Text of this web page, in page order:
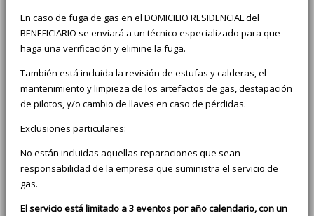
En caso de fuga de gas en el DOMICILIO RESIDENCIAL del
BENEFICIARIO se enviará a un técnico especializado para que
haga una verificación y elimine la fuga.
También está incluida la revisión de estufas y calderas, el
mantenimiento y limpieza de los artefactos de gas, destapación
de pilotos, y/o cambio de llaves en caso de pérdidas.
Exclusiones particulares:
No están incluidas aquellas reparaciones que sean
responsabilidad de la empresa que suministra el servicio de
gas.
El servicio está limitado a 3 eventos por año calendario, con un